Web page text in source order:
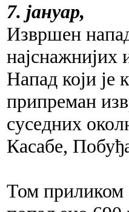
7. јануар,
Извршен
најснажнијих
Напад који
припреман
суседних
Касабе,
Том приликом